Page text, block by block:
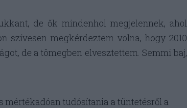
de ők mindenhol megjelennek, ahol
szívesen megkérdeztem volna, hogy 2010
de a tömegben elvesztettem. Semmi baj,
tudósítania a tüntetésről a